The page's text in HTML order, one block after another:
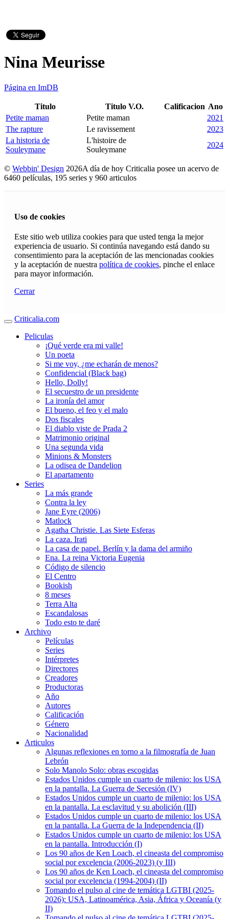
Nina Meurisse
Página en ImDB
Titulo Titulo V.O. Calificacion Ano
Petite maman
Petite maman
2021
The rapture
Le ravissement
2023
La historia de
Souleymane
L'histoire de
Souleymane
2024
© Webbin' Design 2026A día de hoy Criticalia posee un acervo de
6460 películas, 195 series y 960 articulos
Uso de cookies
Este sitio web utiliza cookies para que usted tenga la mejor
experiencia de usuario. Si continúa navegando está dando su
consentimiento para la aceptación de las mencionadas cookies
y la aceptación de nuestra política de cookies, pinche el enlace
para mayor información.
Cerrar
Criticalia.com
Peliculas
¡Qué verde era mi valle!
Un poeta
Si me voy, ¿me echarán de menos?
Confidencial (Black bag)
Hello, Dolly!
El secuestro de un presidente
La ironía del amor
El bueno, el feo y el malo
Dos fiscales
El diablo viste de Prada 2
Matrimonio original
Una segunda vida
Minions & Monsters
La odisea de Dandelion
El apartamento
Series
La más grande
Contra la ley
Jane Eyre (2006)
Matlock
Agatha Christie. Las Siete Esferas
La caza. Irati
La casa de papel. Berlín y la dama del armiño
Ena. La reina Victoria Eugenia
Código de silencio
El Centro
Bookish
8 meses
Terra Alta
Escandalosas
Todo esto te daré
Archivo
Películas
Series
Intérpretes
Directores
Creadores
Productoras
Año
Autores
Calificación
Género
Nacionalidad
Articulos
Algunas reflexiones en torno a la filmografía de Juan
Lebrón
Solo Manolo Solo: obras escogidas
Estados Unidos cumple un cuarto de milenio: los USA
en la pantalla. La Guerra de Secesión (IV)
Estados Unidos cumple un cuarto de milenio: los USA
en la pantalla. La esclavitud y su abolición (III)
Estados Unidos cumple un cuarto de milenio: los USA
en la pantalla. La Guerra de la Independencia (II)
Estados Unidos cumple un cuarto de milenio: los USA
en la pantalla. Introducción (I)
Los 90 años de Ken Loach, el cineasta del compromiso
social por excelencia (2006-2023) (y III)
Los 90 años de Ken Loach, el cineasta del compromiso
social por excelencia (1994-2004) (II)
Tomando el pulso al cine de temática LGTBI (2025-
2026): USA, Latinoamérica, Asia, África y Oceanía (y
II)